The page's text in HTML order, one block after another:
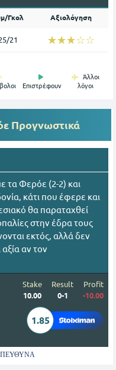
Γκολ Αξιολόγηση
21 ☆☆☆☆☆
★★★★★
Επιστρέφουν
Άλλοι
λόγοι
Προγνωστικά
τα Φερόε (2-2) και
κάτι που έφερε και
θα παραταχθεί
στην έδρα τους
εκτός, αλλά δεν
αξία αν τον
Stake
10.00
Result
0-1
Profit
-10.00
1.85